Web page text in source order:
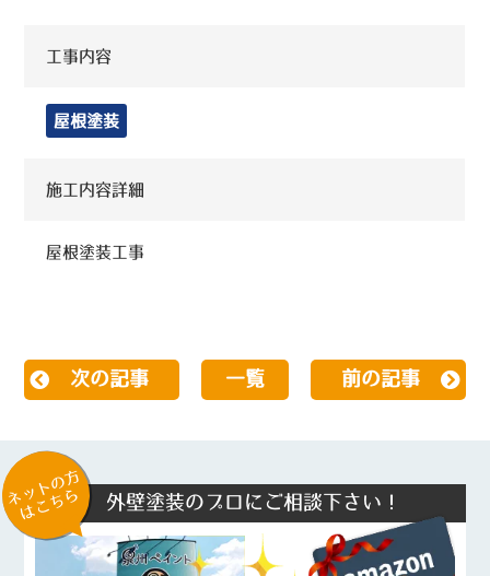
工事内容
屋根塗装
施工内容詳細
屋根塗装工事
次の記事 一覧 前の記事
ネットの方
はこちら 外壁塗装のプロにご相談下さい！